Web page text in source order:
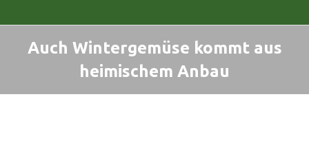
Auch Wintergemüse kommt aus
heimischem Anbau
Sie befinden sich hier: